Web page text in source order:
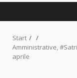
Start
Amministrative,
aprile